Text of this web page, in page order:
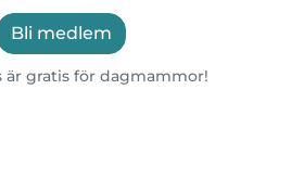
Bli medlem
är gratis för dagmammor!